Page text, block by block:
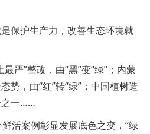
护生产力，改善生态环境就
严”整改，由“黑”变“绿”；内蒙
势，由“红”转“绿”；中国植树造
之一……
案例彰显发展底色之变，“绿